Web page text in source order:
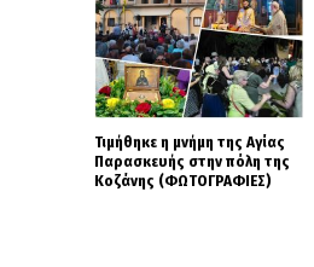
Τιμήθηκε η μνήμη της Αγίας
Παρασκευής στην πόλη της
Κοζάνης (ΦΩΤΟΓΡΑΦΙΕΣ)